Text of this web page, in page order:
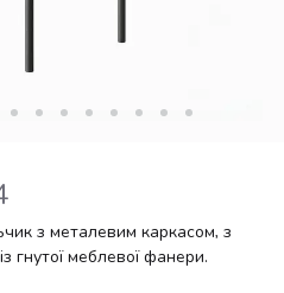
з металевим каркасом, з
гнутої меблевої фанери.